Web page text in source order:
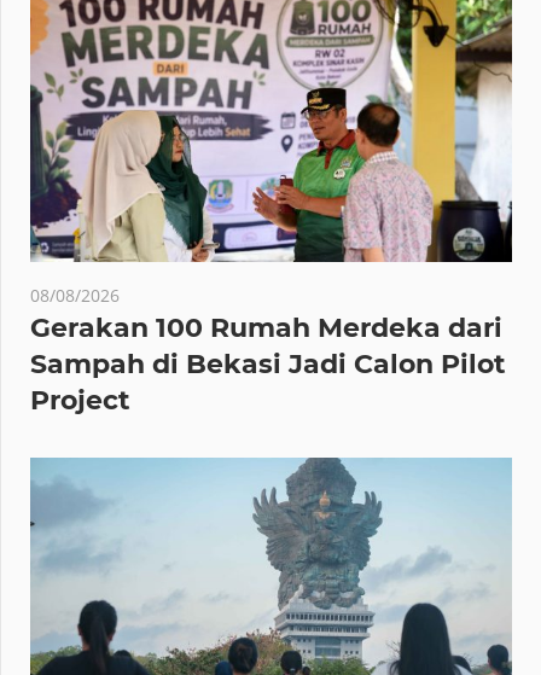
08/08/2026
Gerakan 100 Rumah Merdeka dari
Sampah di Bekasi Jadi Calon Pilot
Project